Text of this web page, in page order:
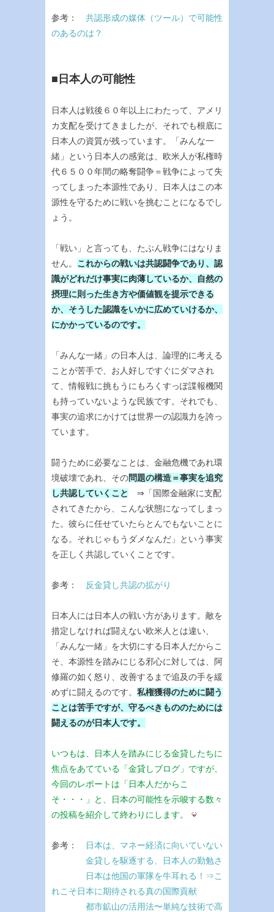
参考： 共認形成の媒体（ツール）で可能性
のあるのは？
■日本人の可能性
日本人は戦後６０年以上にわたって、アメリ
カ支配を受けてきましたが、それでも根底に
日本人の資質が残っています。「みんな一
緒」という日本人の感覚は、欧米人が私権時
代６５００年間の略奪闘争＝戦争によって失
ってしまった本源性であり、日本人はこの本
源性を守るために戦いを挑むことになるでし
ょう。
「戦い」と言っても、たぶん戦争にはなりま
せん。 これからの戦いは共認闘争であり、認
識がどれだけ事実に肉薄しているか、自然の
摂理に則った生き方や価値観を提示できる
か、そうした認識をいかに広めていけるか、
にかかっているのです。
「みんな一緒」の日本人は、論理的に考える
ことが苦手で、お人好しですぐにダマされ
て、情報戦に挑もうにもろくすっぽ諜報機関
も持っていないような民族です。それでも、
事実の追求にかけては世界一の認識力を誇っ
ています。
闘うために必要なことは、金融危機であれ環
境破壊であれ、その問題の構造＝事実を追究
し共認していくこと
⇒「国際金融家に支配
されてきたから、こんな状態になってしまっ
た。彼らに任せていたらとんでもないことに
なる。それじゃもうダメなんだ」という事実
を正しく共認していくことです。
参考： 反金貸し共認の拡がり
日本人には日本人の戦い方があります。敵を
措定しなければ闘えない欧米人とは違い、
「みんな一緒」を大切にする日本人だからこ
そ、本源性を踏みにじる邪心に対しては、阿
修羅の如く怒り、改善するまで追及の手を緩
めずに闘えるのです。 私権獲得のために闘う
ことは苦手ですが、守るべきもののためには
闘えるのが日本人です。
いつもは、日本人を踏みにじる金貸したちに
焦点をあてている「金貸しブログ」ですが、
今回のレポートは「日本人だからこ
そ・・・」と、日本の可能性を示唆する数々
の投稿を紹介して終わりにします。
参考：
日本は、マネー経済に向いていない
金貸しを駆逐する、日本人の勤勉さ
日本は他国の軍隊を牛耳れる！⇒こ
れこそ日本に期待される真の国際貢献
都市鉱山の活用法〜単純な技術で高